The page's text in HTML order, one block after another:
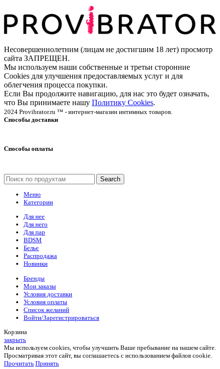
Несовершеннолетним (лицам не достигшим 18 лет) просмотр
сайта ЗАПРЕЩЕН.
Мы используем наши собственные и третьи сторонние
Cookies для улучшения предоставляемых услуг и для
облегчения процесса покупки.
Если Вы продолжите навигацию, для нас это будет означать,
что Вы принимаете нашу Политику Cookies.
2024 Provibrator.ru ™ - интернет-магазин интимных товаров.
Способы доставки
Способы оплаты
Search
Меню
Категории
Для нее
Для него
Для пар
BDSM
Белье
Распродажа
Новинки
Бренды
Мои заказы
Условия доставки
Условия оплаты
Список желаний
Войти/Зарегистрироваться
Корзина
закрыть
Мы используем cookies, чтобы улучшить Ваше пребывание на нашем сайте.
Просматривая этот сайт, вы соглашаетесь с использованием файлов cookie.
Прочитать Принять